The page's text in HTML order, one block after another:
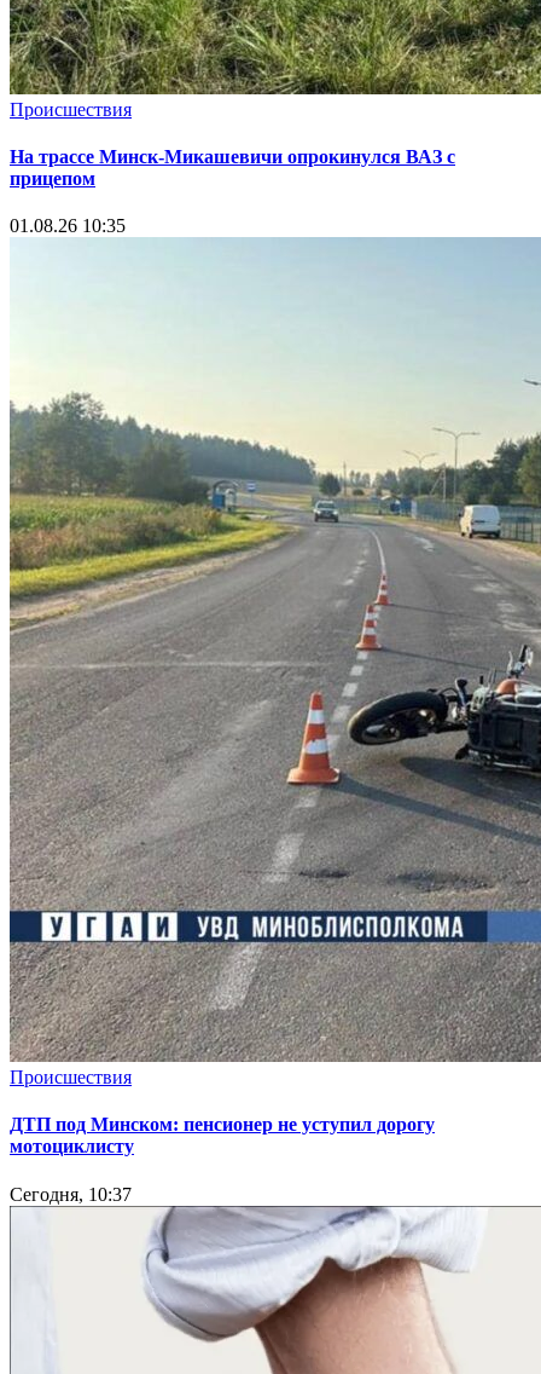
Происшествия
На трассе Минск-Микашевичи опрокинулся ВАЗ с
прицепом
01.08.26 10:35
Происшествия
ДТП под Минском: пенсионер не уступил дорогу
мотоциклисту
Сегодня, 10:37